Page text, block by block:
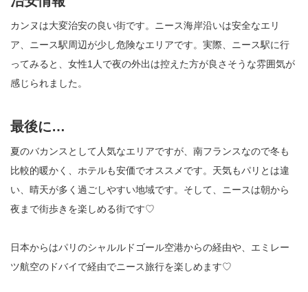
カンヌは大変治安の良い街です。ニース海岸沿いは安全なエリ
ア、ニース駅周辺が少し危険なエリアです。実際、ニース駅に行
ってみると、女性1人で夜の外出は控えた方が良さそうな雰囲気が
感じられました。
最後に…
夏のバカンスとして人気なエリアですが、南フランスなので冬も
比較的暖かく、ホテルも安価でオススメです。天気もパリとは違
い、晴天が多く過ごしやすい地域です。そして、ニースは朝から
夜まで街歩きを楽しめる街です♡
日本からはパリのシャルルドゴール空港からの経由や、エミレー
ツ航空のドバイで経由でニース旅行を楽しめます♡